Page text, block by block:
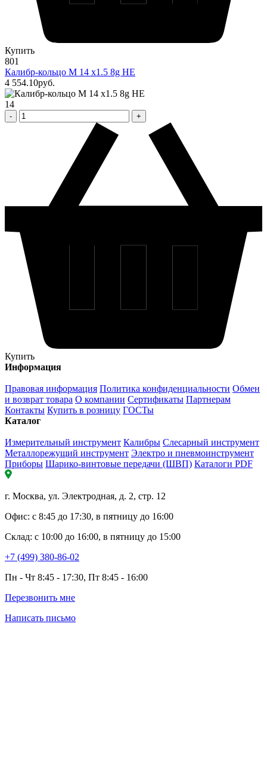
Купить
801
Калибр-кольцо М 14 х1.5 8g НЕ
4 554.10pуб.
14
Купить
Информация
Правовая информация Политика конфиденциальности Обмен
и возврат товара О компании Сертификаты Партнерам
Контакты Купить в розницу ГОСТы
Каталог
Измерительный инструмент Калибры Слесарный инструмент
Металлорежущий инструмент Электро и пневмоинструмент
Приборы Шарико-винтовые передачи (ШВП) Каталоги PDF
г. Москва, ул. Электродная, д. 2, стр. 12
Офис: с 8:45 до 17:30, в пятницу до 16:00
Склад: с 10:00 до 16:00, в пятницу до 15:00
+7 (499) 380-86-02
Пн - Чт 8:45 - 17:30, Пт 8:45 - 16:00
Перезвонить мне
Написать письмо